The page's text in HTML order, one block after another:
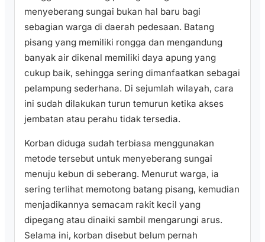
menyeberang sungai bukan hal baru bagi
sebagian warga di daerah pedesaan. Batang
pisang yang memiliki rongga dan mengandung
banyak air dikenal memiliki daya apung yang
cukup baik, sehingga sering dimanfaatkan sebagai
pelampung sederhana. Di sejumlah wilayah, cara
ini sudah dilakukan turun temurun ketika akses
jembatan atau perahu tidak tersedia.
Korban diduga sudah terbiasa menggunakan
metode tersebut untuk menyeberang sungai
menuju kebun di seberang. Menurut warga, ia
sering terlihat memotong batang pisang, kemudian
menjadikannya semacam rakit kecil yang
dipegang atau dinaiki sambil mengarungi arus.
Selama ini, korban disebut belum pernah